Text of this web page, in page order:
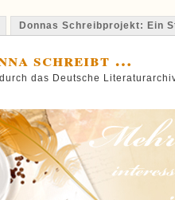
Donnas Schreibprojekt: Ein
schreibt …
das Deutsche